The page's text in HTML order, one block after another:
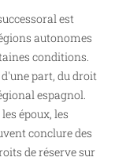
est
autonomes
conditions.
part, du droit
espagnol.
époux, les
conclure des
de réserve sur